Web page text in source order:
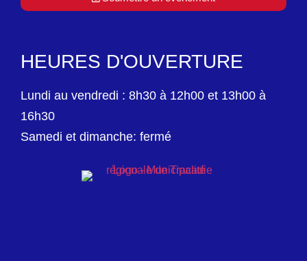
HEURES D'OUVERTURE
Lundi au vendredi : 8h30 à 12h00 et 13h00 à
16h30
Samedi et dimanche: fermé